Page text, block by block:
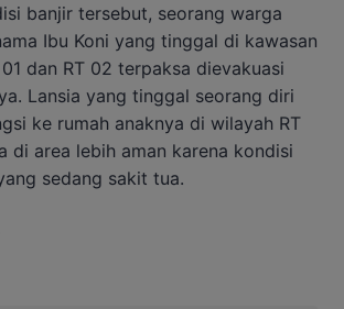
banjir tersebut, seorang warga
Ibu Koni yang tinggal di kawasan
dan RT 02 terpaksa dievakuasi
Lansia yang tinggal seorang diri
ke rumah anaknya di wilayah RT
di area lebih aman karena kondisi
sedang sakit tua.